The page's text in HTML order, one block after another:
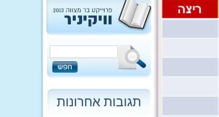
תגובות אחרונות